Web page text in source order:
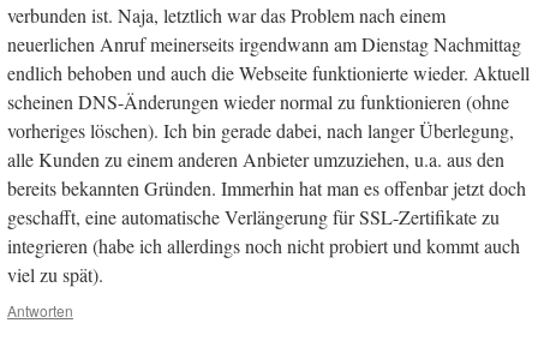
verbunden ist. Naja, letztlich war das Problem nach einem
neuerlichen Anruf meinerseits irgendwann am Dienstag Nachmittag
endlich behoben und auch die Webseite funktionierte wieder. Aktuell
scheinen DNS-Änderungen wieder normal zu funktionieren (ohne
vorheriges löschen). Ich bin gerade dabei, nach langer Überlegung,
alle Kunden zu einem anderen Anbieter umzuziehen, u.a. aus den
bereits bekannten Gründen. Immerhin hat man es offenbar jetzt doch
geschafft, eine automatische Verlängerung für SSL-Zertifikate zu
integrieren (habe ich allerdings noch nicht probiert und kommt auch
viel zu spät).
Antworten